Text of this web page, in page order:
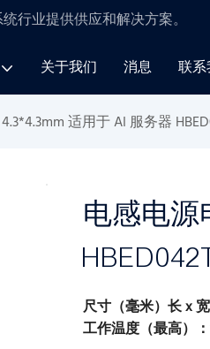
行业提供供应和解决方案。
关于我们 消息 联
适用于 AI 服务器
电感电源
尺寸（毫米）长 x
工作温度（最高）：